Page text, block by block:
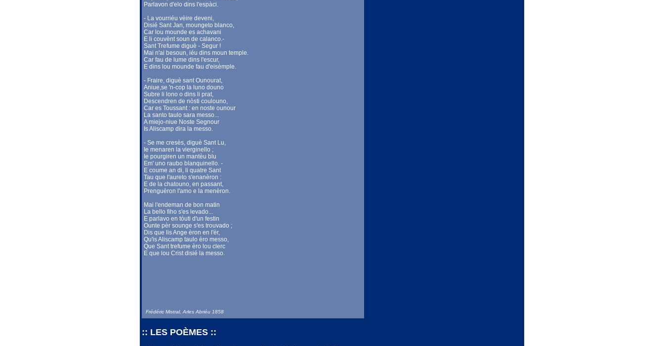
Parlavon d'elo dins l'espàci.
- La vourriéu vèire deveni,
Disié Sant Jan, moungeto blanco,
Car lou mounde es achavani
E li couvènt soun de calanco.-
Sant Trefume diguè - Segur !
Mai n'ai besoun, iéu dins moun temple.
Car fau de lume dins l'escur,
E dins lou mounde fau d'eisèmple.
- Fraire, diguè sant Ounourat,
Aniue,se 'n-cop la luno douno
Subre li lono o dins li prat,
Descendren de nòsti coulouno,
Car es Toussant : en noste ounour
La santo taulo sara messo...
A miejo-niue Noste Segnour
Is Aliscamp dira la messo.
- Se me cresès, diguè Sant Lu,
Ie menaren la vierginello ;
Ie pourgiren un mantèu blu
Em' uno raubo blanquinello. -
E coume an di, li quatre Sant
Tau que l'aureto s'enanèron :
E de la chatouno, en passant,
Prenguèron l'amo e la menèron.
Mai l'endeman de bon matin
La bello fiho s'es levado...
E parlavo en tóuti d'un festin
Ounte pèr sounge s'es trouvado ;
Dis que lis Ange èron en l'èr,
Qu'is Aliscamp taulo èro messo,
Que Sant trefume èro lou clerc
E que lou Crist disié la messo.
Frédéric Mistral, Arles Abriéu 1858
:: LES POÈMES ::